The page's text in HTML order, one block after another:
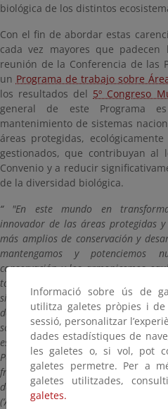
biológica de los distintos
Con el fin de abordar estas
cada vez mayores que padecen
reunión de la Conferencia de las
un Programa de trabajo sobre
los resultados del 5º Congreso
general de este Programa
mantenimiento de sistemas
áreas protegidas,
gestionados, que contribuyan al
Convenio y a reducir
de la diversidad biológica.
"En este mundo en
innovador de las áreas protegidas
más amplios de conservación y
mantengamos y potenciemos
conservación y los armonicemos
todas las personas afectadas.
sinergias entre la conservación de
de los sistemas que sustentan la
sostenible. Consideramos que las
esencial para lograr esas
Percibimos esas áreas como
fronteras: más allá de sus propias
de los Estados, de las sociedades,
(‘Acuerdo de Durban’. 5º Congreso
Informació sobre ús de
utilitza galetes pròpies i
sessió, personalitzar
dades estadístiques de
les galetes o, si vol, pot
galetes permetre. Per a
galetes utilitzades,
galetes.